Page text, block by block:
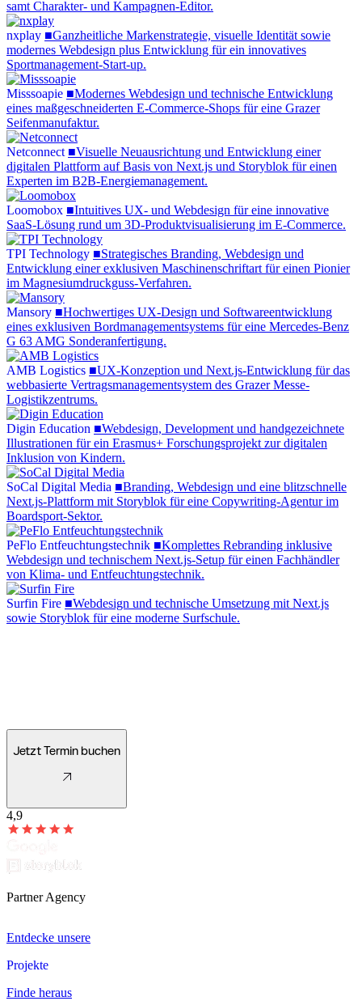
samt Charakter- und Kampagnen-Editor.
nxplay
nxplay ■Ganzheitliche Markenstrategie, visuelle Identität sowie
modernes Webdesign plus Entwicklung für ein innovatives
Sportmanagement-Start-up.
Misssoapie
Misssoapie ■Modernes Webdesign und technische Entwicklung
eines maßgeschneiderten E-Commerce-Shops für eine Grazer
Seifenmanufaktur.
Netconnect
Netconnect ■Visuelle Neuausrichtung und Entwicklung einer
digitalen Plattform auf Basis von Next.js und Storyblok für einen
Experten im B2B-Energiemanagement.
Loomobox
Loomobox ■Intuitives UX- und Webdesign für eine innovative
SaaS-Lösung rund um 3D-Produktvisualisierung im E-Commerce.
TPI Technology
TPI Technology ■Strategisches Branding, Webdesign und
Entwicklung einer exklusiven Maschinenschriftart für einen Pionier
im Magnesiumdruckguss-Verfahren.
Mansory
Mansory ■Hochwertiges UX-Design und Softwareentwicklung
eines exklusiven Bordmanagementsystems für eine Mercedes-Benz
G 63 AMG Sonderanfertigung.
AMB Logistics
AMB Logistics ■UX-Konzeption und Next.js-Entwicklung für das
webbasierte Vertragsmanagementsystem des Grazer Messe-
Logistikzentrums.
Digin Education
Digin Education ■Webdesign, Development und handgezeichnete
Illustrationen für ein Erasmus+ Forschungsprojekt zur digitalen
Inklusion von Kindern.
SoCal Digital Media
SoCal Digital Media ■Branding, Webdesign und eine blitzschnelle
Next.js-Plattform mit Storyblok für eine Copywriting-Agentur im
Boardsport-Sektor.
PeFlo Entfeuchtungstechnik
PeFlo Entfeuchtungstechnik ■Komplettes Rebranding inklusive
Webdesign und technischem Next.js-Setup für einen Fachhändler
von Klima- und Entfeuchtungstechnik.
Surfin Fire
Surfin Fire ■Webdesign und technische Umsetzung mit Next.js
sowie Storyblok für eine moderne Surfschule.
Jetzt Termin buchen
4,9
Partner Agency
Entdecke unsere
Projekte
Projekte
Finde heraus